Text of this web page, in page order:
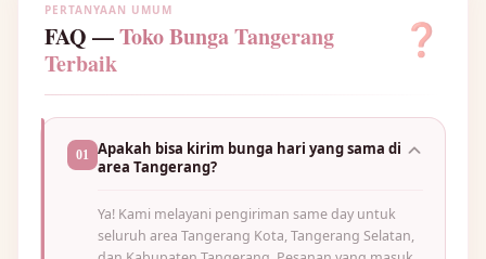
🌸
PERTANYAAN UMUM
FAQ —Toko Bunga Tangerang
Terbaik
❓
01
Apakah bisa kirim bunga hari yang sama di
area Tangerang?
Ya! Kami melayani pengiriman same day untuk
seluruh area Tangerang Kota, Tangerang Selatan,